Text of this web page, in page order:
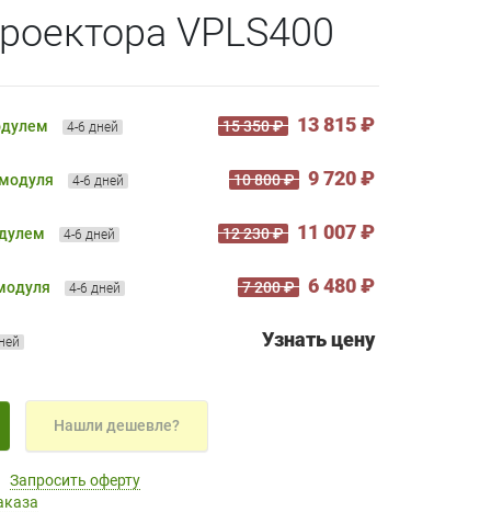
VPLS400
4-6 дней 15 350 ₽ 13 815 ₽
4-6 дней 10 800 ₽ 9 720 ₽
4-6 дней 12 230 ₽ 11 007 ₽
4-6 дней 7 200 ₽ 6 480 ₽
Узнать цену
Нашли дешевле?
Запросить оферту